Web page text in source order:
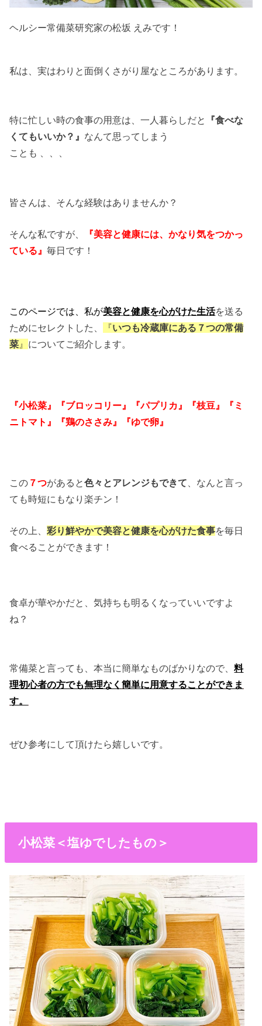
ヘルシー常備菜研究家の松坂 えみです！
私は、実はわりと面倒くさがり屋なところがあります。
特に忙しい時の食事の用意は、一人暮らしだと
『食べな
くてもいいか？』 なんて思ってしまう
ことも 、、、
皆さんは、そんな経験はありませんか？
そんな私ですが、 『美容と健康には、かなり気をつかっ
ている 』毎日です！
このページでは、私が美容と健康を心がけた生活を送る
ためにセレクトした、
『いつも冷蔵庫にある７つの常備
菜 』 についてご紹介します。
『小松菜』『ブロッコリー』『パプリカ』『枝豆』『ミ
ニトマト』『鶏のささみ』『ゆで卵』
この ７つがあると色々とアレンジもできて 、なんと言っ
ても時短にもなり楽チン！
その上、彩り鮮やかで美容と健康を心がけた食事を毎日
食べることができます！
食卓が華やかだと、気持ちも明るくなっていいですよ
ね？
常備菜と言っても、本当に簡単なものばかりなので、料
理初心者の方でも無理なく簡単に用意することができま
す。
ぜひ参考にして頂けたら嬉しいです。
小松菜＜塩ゆでしたもの＞